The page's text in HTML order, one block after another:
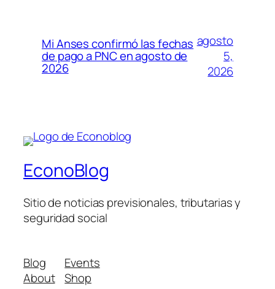
Mi Anses confirmó las fechas
de pago a PNC en agosto de
2026
agosto
5,
2026
EconoBlog
Sitio de noticias previsionales, tributarias y
seguridad social
Blog
About
Events
Shop